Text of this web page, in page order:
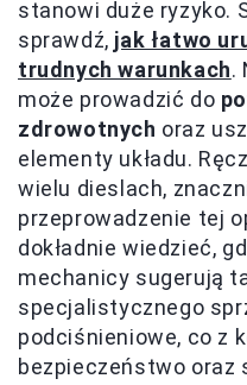
stanowi duże ryzyko.
sprawdź, jak łatwo
trudnych warunkach.
może prowadzić do
zdrowotnych oraz
elementy układu.
wielu dieslach,
przeprowadzenie tej
dokładnie wiedzieć,
mechanicy sugerują
specjalistycznego
podciśnieniowe, co z
bezpieczeństwo oraz